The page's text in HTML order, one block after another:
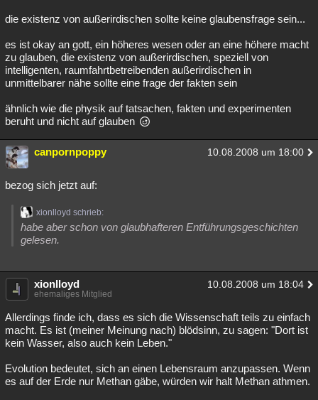
die existenz von außerirdischen sollte keine glaubensfrage sein...
es ist okay an gott, ein höheres wesen oder an eine höhere macht
zu glauben, die existenz von außerirdischen, speziell von
intelligenten, raumfahrtbetreibenden außerirdischen in
unmittelbarer nähe sollte eine frage der fakten sein
ähnlich wie die physik auf tatsachen, fakten und experimenten
beruht und nicht auf glauben
canpornpoppy 10.08.2008 um 18:00
bezog sich jetzt auf:
xionlloyd schrieb:
habe aber schon von glaubhafteren Entführungsgeschichten
gelesen.
xionlloyd 10.08.2008 um 18:04
ehemaliges Mitglied
Allerdings finde ich, dass es sich die Wissenschaft teils zu einfach
macht. Es ist (meiner Meinung nach) blödsinn, zu sagen: "Dort ist
kein Wasser, also auch kein Leben."
Evolution bedeutet, sich an einen Lebensraum anzupassen. Wenn
es auf der Erde nur Methan gäbe, würden wir halt Methan athmen.